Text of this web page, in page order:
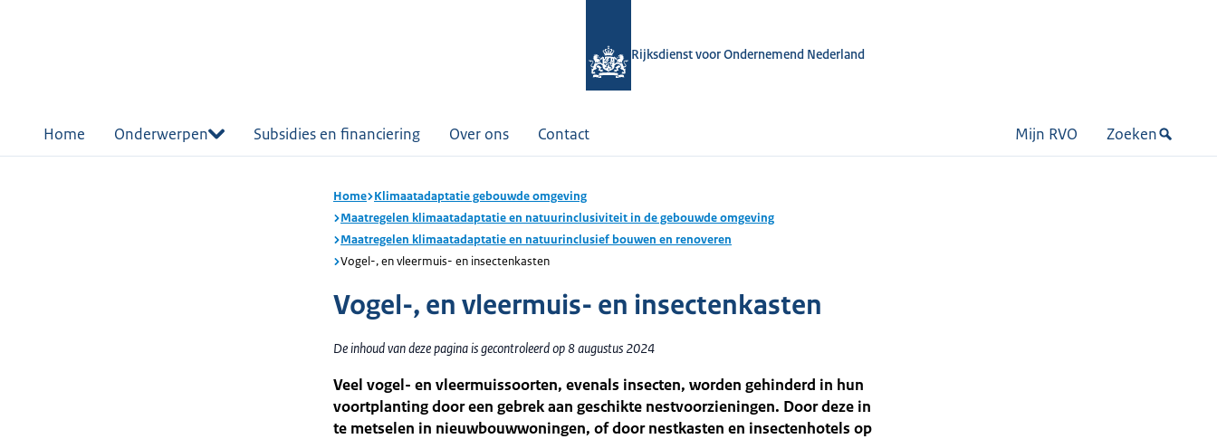
Rijksdienst voor Ondernemend Nederland
Home Onderwerpen Subsidies en financiering Over ons Contact Mijn RVO Zoeken
Home Klimaatadaptatie gebouwde omgeving
Maatregelen klimaatadaptatie en natuurinclusiviteit in de gebouwde omgeving
Maatregelen klimaatadaptatie en natuurinclusief bouwen en renoveren
Vogel-, en vleermuis- en insectenkasten
Vogel-, en vleermuis- en insectenkasten
De inhoud van deze pagina is gecontroleerd op 8 augustus 2024
Veel vogel- en vleermuissoorten, evenals insecten, worden gehinderd in hun
voortplanting door een gebrek aan geschikte nestvoorzieningen. Door deze in
te metselen in nieuwbouwwoningen, of door nestkasten en insectenhotels op